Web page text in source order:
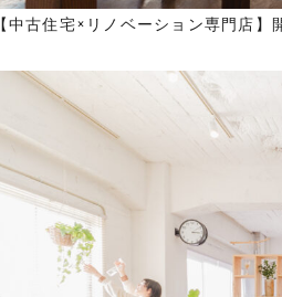
【中古住宅×リノベーション専門店